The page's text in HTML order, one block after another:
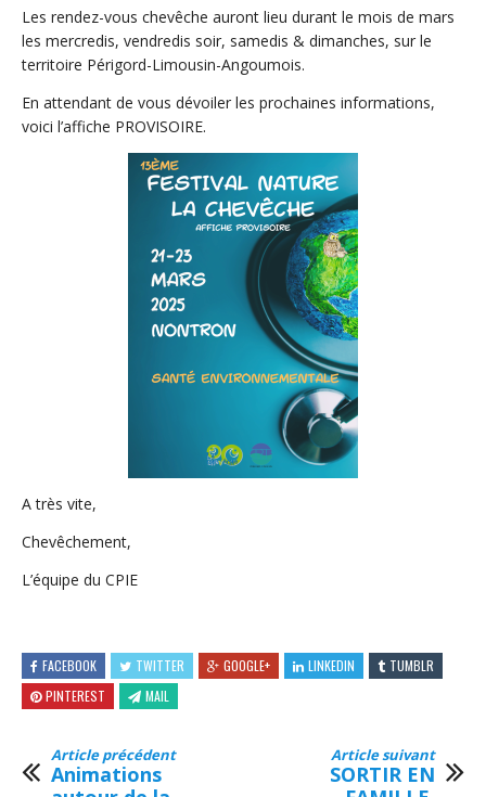
Les rendez-vous chevêche auront lieu durant le mois de mars
les mercredis, vendredis soir, samedis & dimanches, sur le
territoire Périgord-Limousin-Angoumois.
En attendant de vous dévoiler les prochaines informations,
voici l’affiche PROVISOIRE.
A très vite,
Chevêchement,
L’équipe du CPIE
FACEBOOK TWITTER GOOGLE+ LINKEDIN
TUMBLR
PINTEREST
MAIL
Article précédent
Animations
Article suivant
SORTIR EN